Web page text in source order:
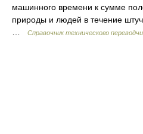
машинного времени к сумме
природы и людей в течение
Справочник технического